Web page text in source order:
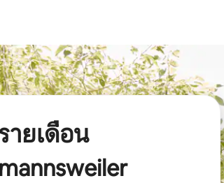
ยเดือน